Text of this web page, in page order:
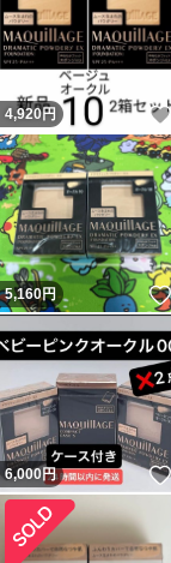
4,920円
5,160円
6,000円